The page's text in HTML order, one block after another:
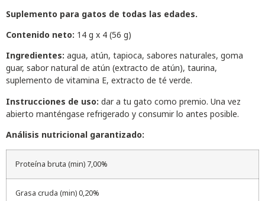
Suplemento para gatos de todas las edades.
Contenido neto: 14 g x 4 (56 g)
Ingredientes: agua, atún, tapioca, sabores naturales, goma
guar, sabor natural de atún (extracto de atún), taurina,
suplemento de vitamina E, extracto de té verde.
Instrucciones de uso: dar a tu gato como premio. Una vez
abierto manténgase refrigerado y consumir lo antes posible.
Análisis nutricional garantizado:
Proteína bruta (min) 7,00%
Grasa cruda (min) 0,20%